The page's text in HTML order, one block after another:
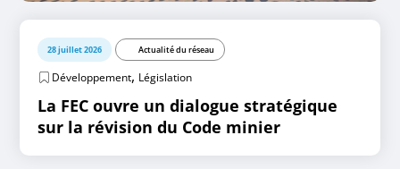
28 juillet 2026 Actualité du réseau
Développement, Législation
La FEC ouvre un dialogue stratégique
sur la révision du Code minier